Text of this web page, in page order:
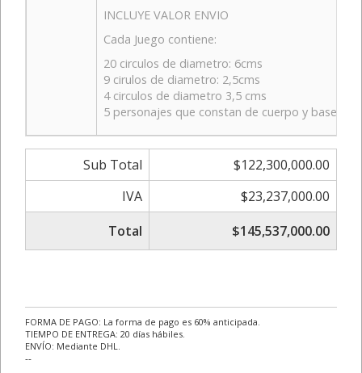
INCLUYE VALOR ENVIO
Cada Juego contiene:
20 circulos de diametro: 6cms
9 cirulos de diametro: 2,5cms
4 circulos de diametro 3,5 cms
5 personajes que constan de cuerpo y base
Sub Total
$122,300,000.00
IVA
$23,237,000.00
Total
$145,537,000.00
FORMA DE PAGO: La forma de pago es 60% anticipada.
TIEMPO DE ENTREGA: 20 días hábiles.
ENVÍO: Mediante DHL.
--